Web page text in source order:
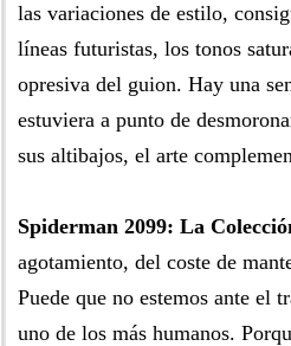
las variaciones de estilo,
líneas futuristas, los tonos
opresiva del guion. Hay una
estuviera a punto de
sus altibajos, el arte
Spiderman 2099: La
agotamiento, del coste de
Puede que no estemos ante el
uno de los más humanos.